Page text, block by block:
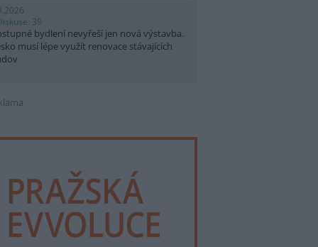
39
bydlení nevyřeší jen nová výstavba.
musí lépe využít renovace stávajících